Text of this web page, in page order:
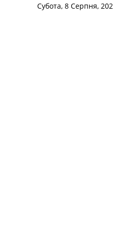
Субота, 8 Серпня,